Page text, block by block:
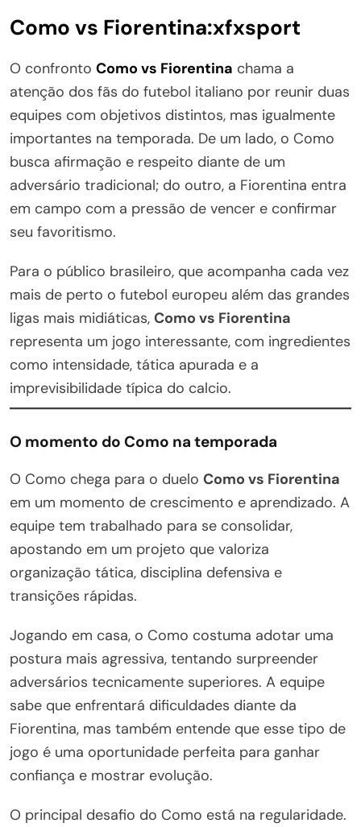
Como vs Fiorentina:xfxsport
O confronto Como vs Fiorentina chama a
atenção dos fãs do futebol italiano por reunir duas
equipes com objetivos distintos, mas igualmente
importantes na temporada. De um lado, o Como
busca afirmação e respeito diante de um
adversário tradicional; do outro, a Fiorentina entra
em campo com a pressão de vencer e confirmar
seu favoritismo.
Para o público brasileiro, que acompanha cada vez
mais de perto o futebol europeu além das grandes
ligas mais midiáticas, Como vs Fiorentina
representa um jogo interessante, com ingredientes
como intensidade, tática apurada e a
imprevisibilidade típica do calcio.
O momento do Como na temporada
O Como chega para o duelo Como vs Fiorentina
em um momento de crescimento e aprendizado. A
equipe tem trabalhado para se consolidar,
apostando em um projeto que valoriza
organização tática, disciplina defensiva e
transições rápidas.
Jogando em casa, o Como costuma adotar uma
postura mais agressiva, tentando surpreender
adversários tecnicamente superiores. A equipe
sabe que enfrentará dificuldades diante da
Fiorentina, mas também entende que esse tipo de
jogo é uma oportunidade perfeita para ganhar
confiança e mostrar evolução.
O principal desafio do Como está na regularidade.